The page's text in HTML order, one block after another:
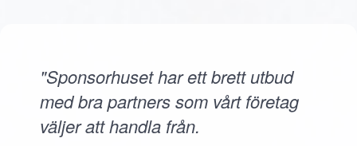
"Sponsorhuset har ett brett utbud
med bra partners som vårt företag
väljer att handla från.